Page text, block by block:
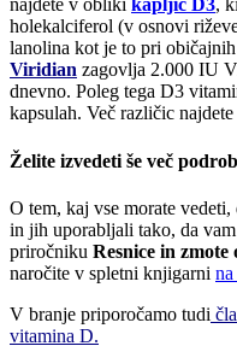
najdete v obliki kapljic D3,
holekalciferol (v osnovi
lanolina kot je to pri
Viridian zagovlja 2.000 IU
dnevno. Poleg tega D3
kapsulah. Več različic najdete
Želite izvedeti še več
O tem, kaj vse morate
in jih uporabljali tako, da
priročniku Resnice in zmote
naročite v spletni knjigarni
V branje priporočamo tudi
vitamina D.